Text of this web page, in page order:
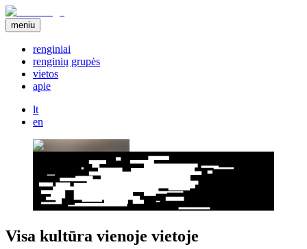
meniu
renginiai
renginių grupės
vietos
apie
lt
en
Visa kultūra vienoje vietoje